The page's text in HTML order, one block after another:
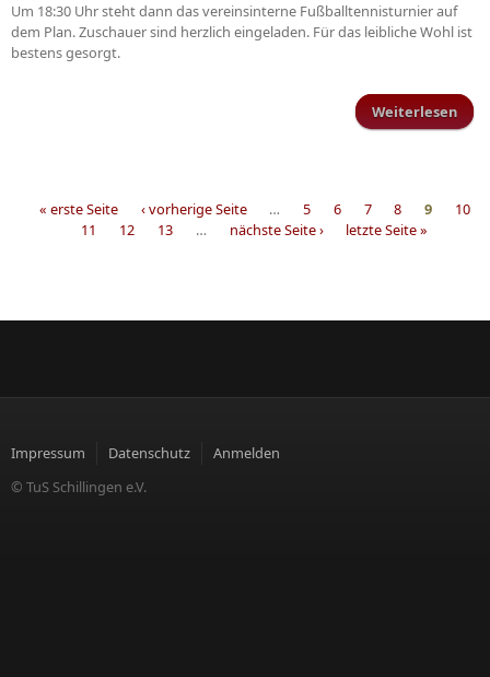
Um 18:30 Uhr steht dann das vereinsinterne Fußballtennisturnier auf
dem Plan. Zuschauer sind herzlich eingeladen. Für das leibliche Wohl ist
bestens gesorgt.
Weiterlesen
« erste Seite ‹ vorherige Seite … 5 6 7 8 9
10
11
12 13 … nächste Seite › letzte Seite »
Impressum Datenschutz
Anmelden
© TuS Schillingen e.V.